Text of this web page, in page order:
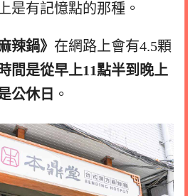
是有記憶點的那種。
辣鍋》 在網路上會有4.5顆
間是從早上11點半到晚上
公休日 。